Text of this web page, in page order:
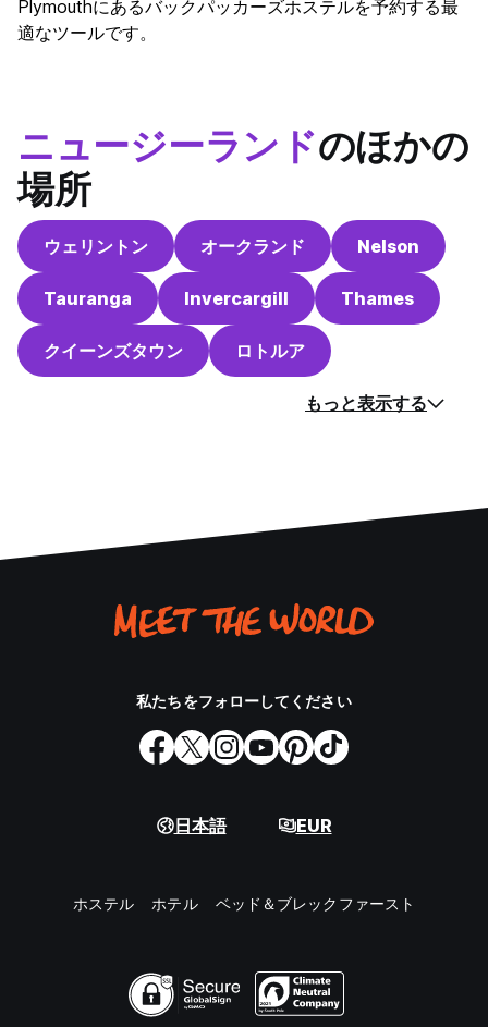
Plymouthにあるバックパッカーズホステルを予約する最
適なツールです。
ニュージーランドのほかの
場所
ウェリントン オークランド Nelson
Tauranga Invercargill Thames
クイーンズタウン ロトルア
もっと表示する
私たちをフォローしてください
日本語 EUR
ホステル ホテル ベッド＆ブレックファースト